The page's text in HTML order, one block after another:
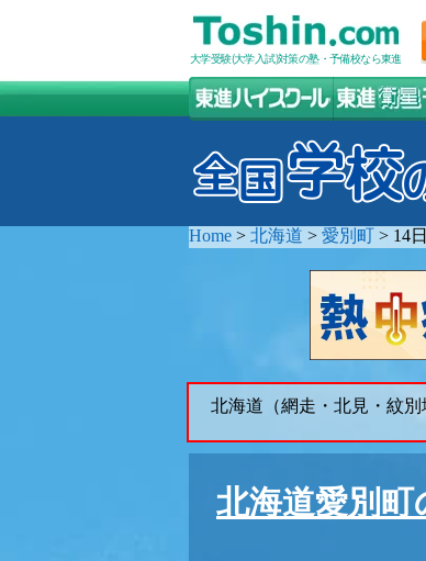
大学受験(大学入試)対策の塾・予備校なら東進
Home > 北海道 > 愛別町 > 14
北海道（網走・北見・紋
北海道愛別町